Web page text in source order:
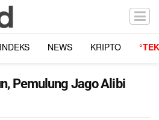
INDEKS NEWS KRIPTO
Pemulung Jago Alibi